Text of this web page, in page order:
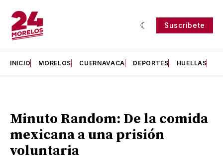
Suscríbete
INICIO MORELOS CUERNAVACA DEPORTES HUELLAS
Minuto Random: De la comida
mexicana a una prisión
voluntaria